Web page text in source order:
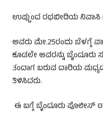
ಉಪ್ಪುಂದ ರಥಬೀದಿಯ ನಿವಾಸಿ
ಅವರು ಮೇ.25ರಂದು ಬೆಳಗ್ಗೆ
ಕೂಡಲೇ ಅವರನ್ನು ಬೈಂದೂರು
ತಂದಾಗ ಬರುವ ದಾರಿಯ
ತಿಳಿಸಿದರು.
ಈ ಬಗ್ಗೆ ಬೈಂದೂರು ಪೊಲೀಸ್‌